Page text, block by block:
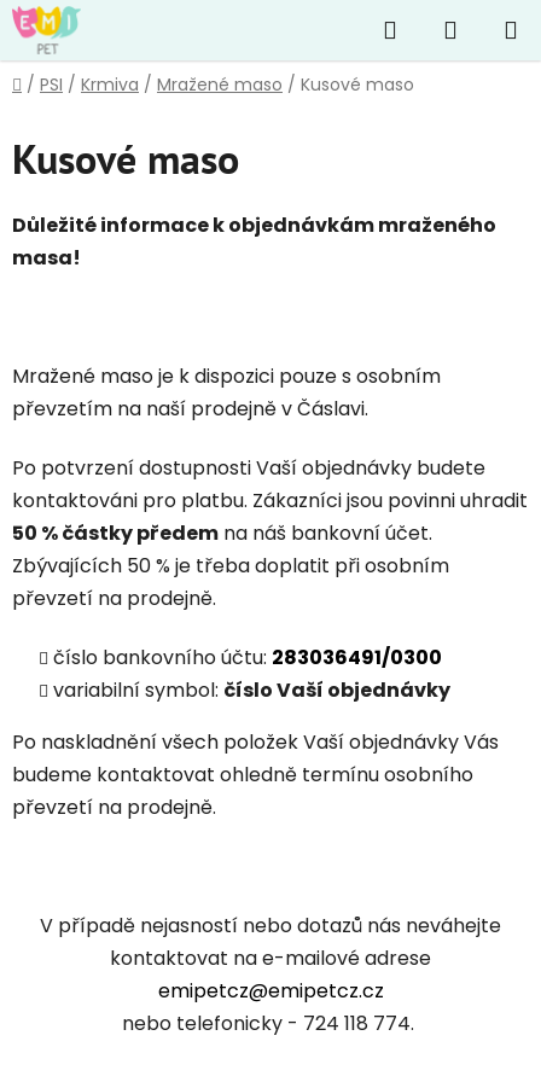
Přejít
na
obsah
Hledat
KOŠÍK
Domů
/ PSI / Krmiva / Mražené maso / Kusové maso
Kusové maso
Důležité informace k objednávkám mraženého
masa!
Mražené maso je k dispozici pouze s osobním
převzetím na naší prodejně v Čáslavi.
Po potvrzení dostupnosti Vaší objednávky budete
kontaktováni pro platbu. Zákazníci jsou povinni uhradit
50 % částky předem na náš bankovní účet.
Zbývajících 50 % je třeba doplatit při osobním
převzetí na prodejně.
číslo bankovního účtu: 283036491/0300
variabilní symbol: číslo Vaší objednávky
Po naskladnění všech položek Vaší objednávky Vás
budeme kontaktovat ohledně termínu osobního
převzetí na prodejně.
V případě nejasností nebo dotazů nás neváhejte
kontaktovat na e-mailové adrese
emipetcz@emipetcz.cz
nebo telefonicky - 724 118 774.